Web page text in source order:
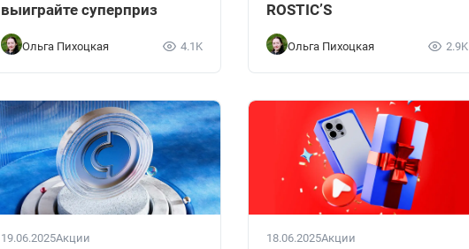
выиграйте суперприз
Ольга Пихоцкая 4.1K
ROSTIC’S
Ольга Пихоцкая 2.9K
19.06.2025Акции 18.06.2025Акции